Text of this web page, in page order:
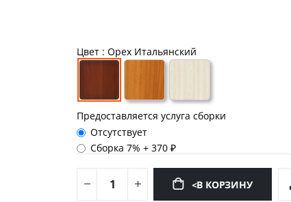
Цвет : Орех Итальянский
Предоставляется услуга сборки
Отсутствует
Сборка 7%+370 ₽
<В КОРЗИНУ